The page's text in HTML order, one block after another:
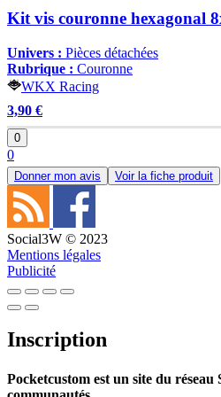
Kit vis couronne hexagonal
Univers : Pièces détachées
Rubrique : Couronne
WKX Racing
3,90 €
0
0
Donner mon avis Voir la fiche produit
Social3W © 2023
Mentions légales
Publicité
Inscription
Pocketcustom est un site du réseau